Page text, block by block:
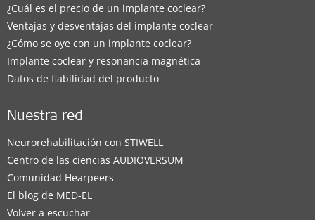
¿Cuál es el precio de un implante coclear?
Ventajas y desventajas del implante coclear
¿Cómo se oye con un implante coclear?
Implante coclear y resonancia magnética
Datos de fiabilidad del producto
Nuestra red
Neurorehabilitación con STIWELL
Centro de las ciencias AUDIOVERSUM
Comunidad Hearpeers
El blog de MED-EL
Volver a escuchar